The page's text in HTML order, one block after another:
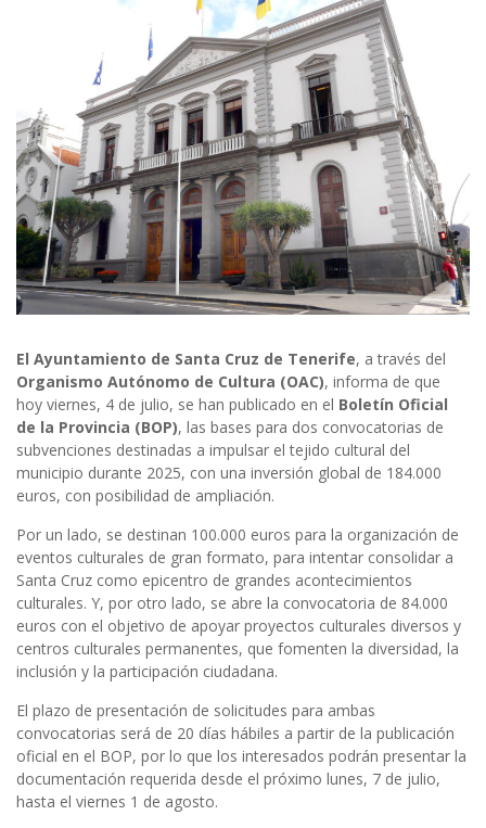
El Ayuntamiento de Santa Cruz de Tenerife, a través del
Organismo Autónomo de Cultura (OAC), informa de que
hoy viernes, 4 de julio, se han publicado en el Boletín Oficial
de la Provincia (BOP), las bases para dos convocatorias de
subvenciones destinadas a impulsar el tejido cultural del
municipio durante 2025, con una inversión global de 184.000
euros, con posibilidad de ampliación.
Por un lado, se destinan 100.000 euros para la organización de
eventos culturales de gran formato, para intentar consolidar a
Santa Cruz como epicentro de grandes acontecimientos
culturales. Y, por otro lado, se abre la convocatoria de 84.000
euros con el objetivo de apoyar proyectos culturales diversos y
centros culturales permanentes, que fomenten la diversidad, la
inclusión y la participación ciudadana.
El plazo de presentación de solicitudes para ambas
convocatorias será de 20 días hábiles a partir de la publicación
oficial en el BOP, por lo que los interesados podrán presentar la
documentación requerida desde el próximo lunes, 7 de julio,
hasta el viernes 1 de agosto.